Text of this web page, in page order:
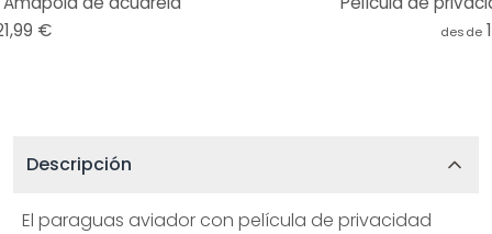
€
desde
Descripción
El paraguas aviador con película de privacidad